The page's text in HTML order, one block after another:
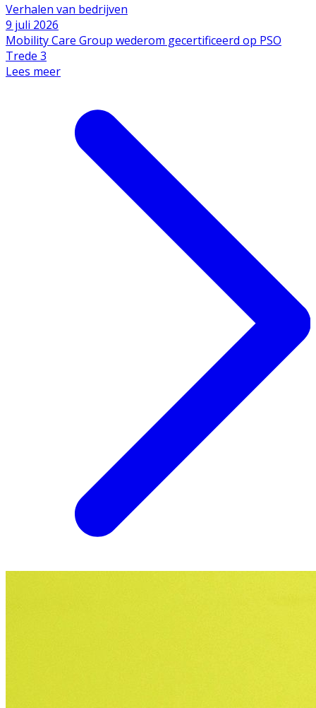
Verhalen van bedrijven
9 juli 2026
Mobility Care Group wederom gecertificeerd op PSO
Trede 3
Lees meer